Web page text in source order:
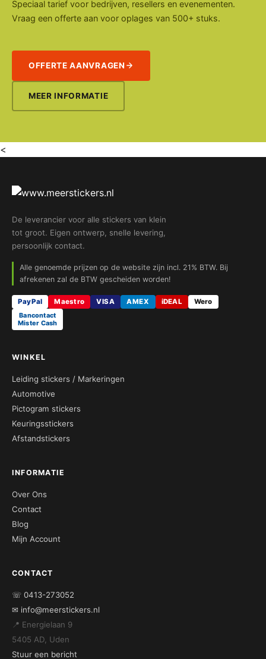
Speciaal tarief voor bedrijven, resellers en evenementen.
Vraag een offerte aan voor oplages van 500+ stuks.
OFFERTE AANVRAGEN
MEER INFORMATIE
<
De leverancier voor alle stickers van klein
tot groot. Eigen ontwerp, snelle levering,
persoonlijk contact.
Alle genoemde prijzen op de website zijn incl. 21% BTW. Bij
afrekenen zal de BTW gescheiden worden!
PayPal Maestro VISA AMEX iDEAL
Wero
Bancontact
Mister Cash
WINKEL
Leiding stickers / Markeringen
Automotive
Pictogram stickers
Keuringsstickers
Afstandstickers
INFORMATIE
Over Ons
Contact
Blog
Mijn Account
CONTACT
☏ 0413-273052
✉ info@meerstickers.nl
📍 Energielaan 9
5405 AD, Uden
Stuur een bericht